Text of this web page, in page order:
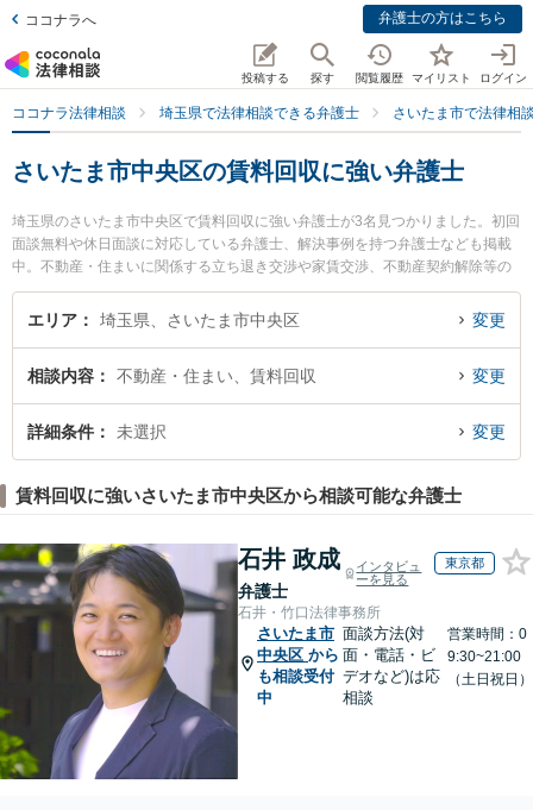
ココナラへ 弁護士の方はこちら
投稿する 探す 閲覧履歴 マイリスト ログイン
ココナラ法律相談 埼玉県で法律相談できる弁護士 さいたま市で法律相
さいたま市中央区の賃料回収に強い弁護士
埼玉県のさいたま市中央区で賃料回収に強い弁護士が3名見つかりました。初回
面談無料や休日面談に対応している弁護士、解決事例を持つ弁護士なども掲載
中。不動産・住まいに関係する立ち退き交渉や家賃交渉、不動産契約解除等の
細かな分野での絞り込み検索もでき便利です。特にSINTO法律事務所の鈴木 秀
二弁護士や安里総合法律事務所の安里 国之助弁護士、さいたま新都心法律事務
すぐに弁護士に相談したい』『賃料回収のトラブル解決の実績豊富な近くの弁
護士を検索したい』『初回相談無料で賃料回収を法律相談できるさいたま市中
央区内の弁護士に相談予約したい』などでお困りの相談者さんにおすすめで
エリア 埼玉県、さいたま市中央区 変更
相談内容 不動産・住まい、賃料回収 変更
詳細条件 未選択 変更
賃料回収に強いさいたま市中央区から相談可能な弁護士
石井 政成
弁護士
インタビュ
ーを見る
東京都
石井・竹口法律事務所
さいたま市
中央区 から
も相談受付
中
面談方法(対
面・電話・ビ
デオなど)は応
相談
営業時間：0
9:30~21:00
（土日祝日）